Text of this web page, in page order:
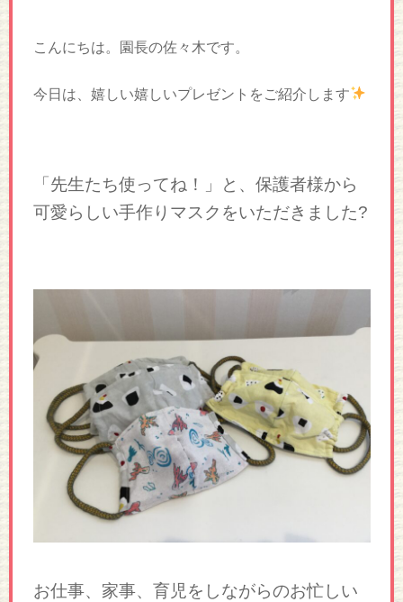
こんにちは。園長の佐々木です。
今日は、嬉しい嬉しいプレゼントをご紹介します
「先生たち使ってね！」と、保護者様から
可愛らしい手作りマスクをいただきました?
お仕事、家事、育児をしながらのお忙しい